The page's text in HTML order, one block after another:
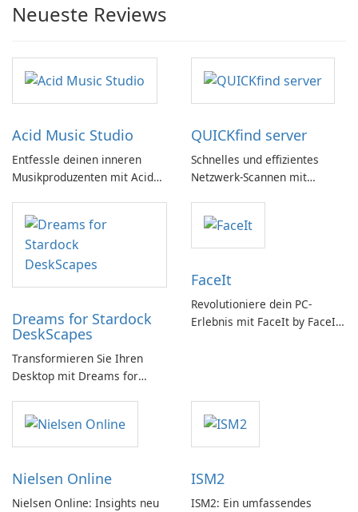
Neueste Reviews
Acid Music Studio
Entfessle deinen inneren
Musikproduzenten mit Acid
QUICKfind server
Schnelles und effizientes
Netzwerk-Scannen mit
Dreams for Stardock
DeskScapes
Transformieren Sie Ihren
Desktop mit Dreams for
FaceIt
Revolutioniere dein PC-
Erlebnis mit FaceIt by FaceIt
Nielsen Online
Nielsen Online: Insights neu
ISM2
ISM2: Ein umfassendes